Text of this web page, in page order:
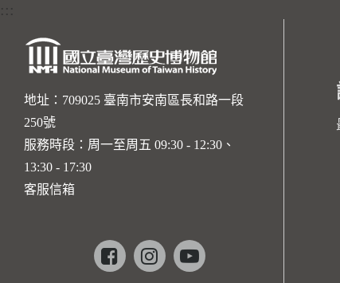
:::
地址：709025 臺南市安南區長和路一段
250號
服務時段：周一至周五 09:30 - 12:30、
13:30 - 17:30
客服信箱
Facebookinstagramyoutube